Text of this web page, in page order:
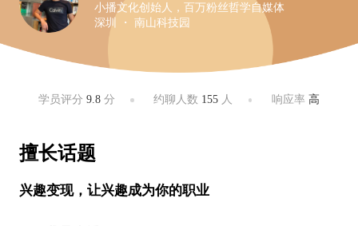
小播文化创始人，百万粉丝哲学自媒体
深圳 ・ 南山科技园
学员评分9.8 分 约聊人数 155 人 响应率 高
擅长话题
兴趣变现，让兴趣成为你的职业